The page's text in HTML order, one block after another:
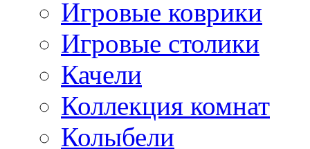
Игровые коврики
Игровые столики
Качели
Коллекция комнат
Колыбели